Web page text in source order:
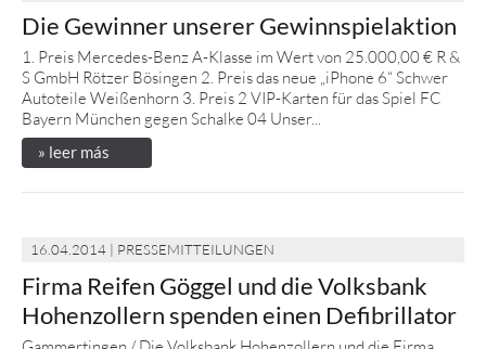
Die Gewinner unserer Gewinnspielaktion
1. Preis Mercedes-Benz A-Klasse im Wert von 25.000,00 € R &
S GmbH Rötzer Bösingen 2. Preis das neue „iPhone 6“ Schwer
Autoteile Weißenhorn 3. Preis 2 VIP-Karten für das Spiel FC
Bayern München gegen Schalke 04 Unser...
» leer más
16.04.2014 | PRESSEMITTEILUNGEN
Firma Reifen Göggel und die Volksbank
Hohenzollern spenden einen Defibrillator